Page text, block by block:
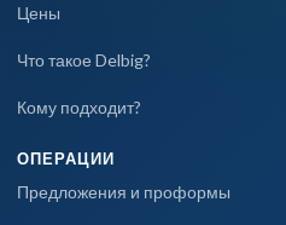
Цены
Что такое Delbig?
Кому подходит?
ОПЕРАЦИИ
Предложения и проформы